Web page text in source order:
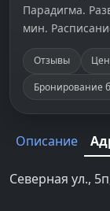
Парадигма.
мин.
Отзывы
Бронирование
Описание
Северная ул.,